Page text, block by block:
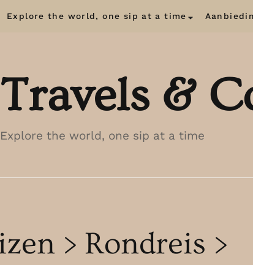
Explore the world, one sip at a time
Travels &
Explore the world, one sip at a time
> Rondreis >